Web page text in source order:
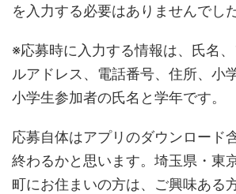
を入力する必要はありませんでした
※応募時に入力する情報は、氏名
ルアドレス、電話番号、住所、小
小学生参加者の氏名と学年です。
応募自体はアプリのダウンロード
終わるかと思います。埼玉県・東
町にお住まいの方は、ご興味ある